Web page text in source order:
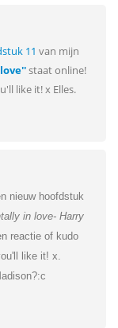
11 van mijn
staat online!
like it! x Elles.
nieuw hoofdstuk
in love- Harry
reactie of kudo
like it! x.